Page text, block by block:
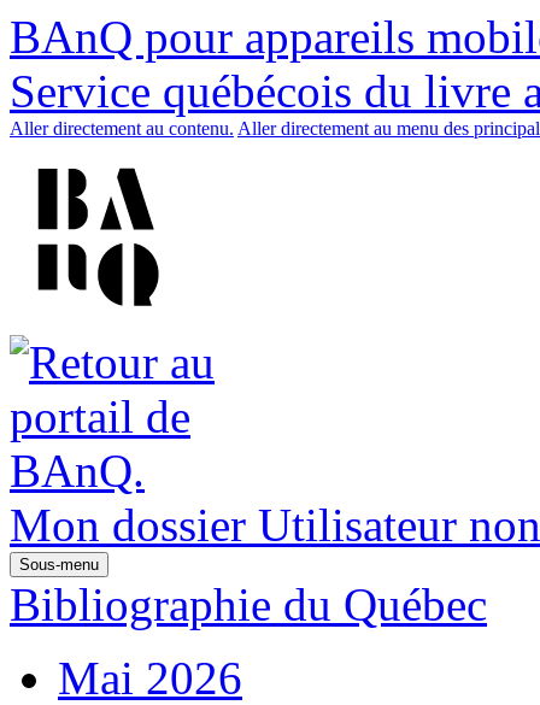
BAnQ pour appareils
Service québécois du livre
Aller directement au contenu. Aller directement au menu des
Mon dossier Utilisateur
Sous-menu
Bibliographie du Québec
Mai 2026